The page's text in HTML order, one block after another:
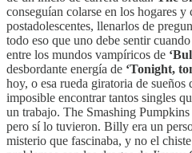
conseguían colarse en los hogares y
postadolescentes, llenarlos de
todo eso que uno debe sentir
entre los mundos vampíricos de
desbordante energía de ‘Tonight,
hoy, o esa rueda giratoria de sueños
imposible encontrar tantos singles
un trabajo. The Smashing
pero sí lo tuvieron. Billy era un
misterio que fascinaba, y no el